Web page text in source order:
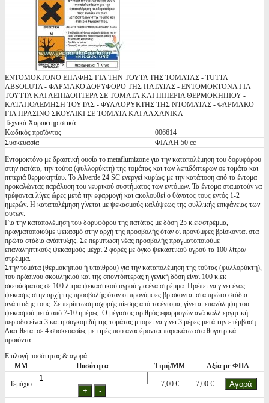
ΕΝΤΟΜΟΚΤΟΝΟ ΕΠΑΦΗΣ ΓΙΑ ΤΗΝ ΤΟΥΤΑ ΤΗΣ ΤΟΜΑΤΑΣ - TUTTA
ABSOLUTA - ΦΑΡΜΑΚΟ ΔΟΡΥΦΟΡΟ ΤΗΣ ΠΑΤΑΤΑΣ - ΕΝΤΟΜΟΚΤΟΝΑ ΓΙΑ
ΤΟΥΤΤΑ ΚΑΙ ΛΕΠΙΔΟΠΤΕΡΑ ΣΕ ΤΟΜΑΤΑ ΚΑΙ ΠΙΠΕΡΙΑ ΘΕΡΜΟΚΗΠΙΟΥ -
ΚΑΤΑΠΟΛΕΜΗΣΗ ΤΟΥΤΑΣ - ΦΥΛΛΟΡΥΚΤΗΣ ΤΗΣ ΝΤΟΜΑΤΑΣ - ΦΑΡΜΑΚΟ
ΓΙΑ ΠΡΑΣΙΝΟ ΣΚΟΥΛΙΚΙ ΣΕ ΤΟΜΑΤΑ ΚΑΙ ΛΑΧΑΝΙΚΑ
Τεχνικά Χαρακτηριστικά
Κωδικός προϊόντος
006614
Συσκευασία
ΦΙΑΛΗ 50 cc
Εντομοκτόνο με δραστική ουσία το metaflumizone για την καταπολέμηση του δορυφόρου
στην πατάτα, την τούτα (φυλλορύκτη) της τομάτας και των λεπιδόπτερων σε τομάτα και
πιπεριά θερμοκηπίου. Το Alverde 24 SC ενεργεί κυρίως με την κατάποση από τα έντομα
προκαλώντας παράλυση του νευρικού συστήματος των εντόμων. Τα έντομα σταματούν να
τρέφονται λίγες ώρες μετά την εφαρμογή και ακολουθεί ο θάνατος τους εντός 1-2
ημερών. Η καταπολέμηση γίνεται με ψεκασμούς καλύψεως της φυλλικής επιφάνειας των
φυτων.
Για την καταπολέμηση του δορυφόρου της πατάτας με δόση 25 κ.εκ/στρέμμα,
πραγματοποιούμε ψεκασμό στην αρχή της προσβολής όταν οι προνύμφες βρίσκονται στα
πρώτα στάδια ανάπτυξης. Σε περίπτωση νέας προσβολής πραγματοποιούμε
επαναληπτικούς ψεκασμούς μέχρι 2 φορές με όγκο ψεκαστικού υγρού τα 100 λίτρα/
στρέμμα.
Στην τομάτα (θερμοκηπίου ή υπαίθρου) για την καταπολέμηση της τούτας (φυλλορύκτη),
του πράσινου σκουληκιού και της σποντόπτερας η γενική δόση είναι 100 κ.εκ
σκευάσματος σε 100 λίτρα ψεκαστικού υγρού για ένα στρέμμα. Πρέπει να γίνει ένας
ψεκασμς στην αρχή της προσβολής όταν οι προνύμφες βρίσκονται στα πρώτα στάδια
ανάπτυξης τους. Σε περίπτωση ισχυρής πίεσης από τα έντομα, γίνεται επανάληψη του
ψεκασμού μετά από 7-10 ημέρες. Ο μέγιστος αριθμός εφαρμογών ανά καλλιεργητική
περίοδο είναι 3 και η συγκομιδή της τομάτας μπορεί να γίνει 3 μέρες μετά την επέμβαση.
Διατίθεται σε 4 συσκευασίες με τιμές που αναφέρονται παρακάτω στα θυγατρικά
προιόντα.
Επιλογή ποσότητας & αγορά
ΜΜ
Ποσότητα Τιμή/ΜΜ Αξία με ΦΠΑ
Τεμάχιο 7,00 € 7,00 €